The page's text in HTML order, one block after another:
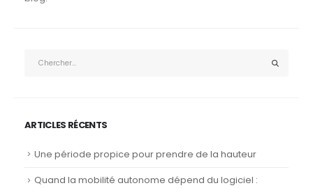
ARTICLES RÉCENTS
Une période propice pour prendre de la hauteur
Quand la mobilité autonome dépend du logiciel :